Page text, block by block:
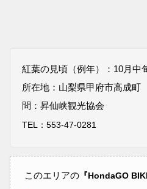
紅葉の見頃（例年）：10月中
所在地：山梨県甲府市高成町
問：昇仙峡観光協会
TEL：553-47-0281
このエリアの『HondaGO